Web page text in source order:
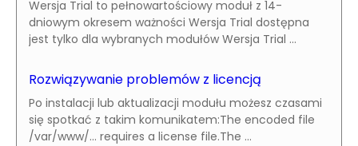
Wersja Trial to pełnowartościowy moduł z 14-
dniowym okresem ważności Wersja Trial dostępna
jest tylko dla wybranych modułów Wersja Trial ...
Rozwiązywanie problemów z licencją
Po instalacji lub aktualizacji modułu możesz czasami
się spotkać z takim komunikatem:The encoded file
/var/www/... requires a license file.The ...